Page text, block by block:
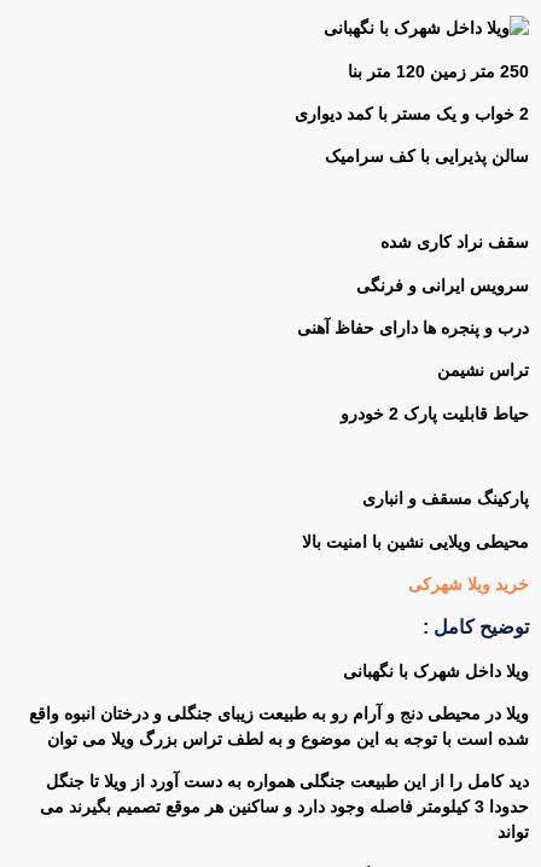
250 متر زمین 120 متر بنا
2 خواب و یک مستر با کمد دیواری
سالن پذیرایی با کف سرامیک
سقف نراد کاری شده
سرویس ایرانی و فرنگی
درب و پنجره ها دارای حفاظ آهنی
تراس نشیمن
حیاط قابلیت پارک 2 خودرو
پارکینگ مسقف و انباری
محیطی ویلایی نشین با امنیت بالا
خرید ویلا شهرکی
توضیح کامل :
ویلا داخل شهرک با نگهبانی
ویلا در محیطی دنج و آرام رو به طبیعت زیبای جنگلی و درختان انبوه واقع
شده است با توجه به این موضوع و به لطف تراس بزرگ ویلا می توان
دید کامل را از این طبیعت جنگلی همواره به دست آورد از ویلا تا جنگل
حدودا 3 کیلومتر فاصله وجود دارد و ساکنین هر موقع تصمیم بگیرند می
تواند